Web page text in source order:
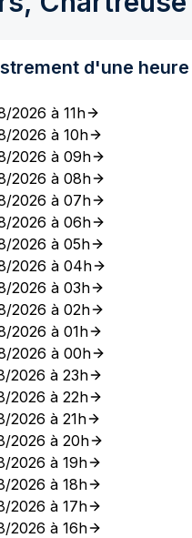
d'une heure
2026 à 11h
2026 à 10h
2026 à 09h
2026 à 08h
2026 à 07h
2026 à 06h
2026 à 05h
2026 à 04h
2026 à 03h
2026 à 02h
2026 à 01h
2026 à 00h
2026 à 23h
2026 à 22h
2026 à 21h
2026 à 20h
2026 à 19h
2026 à 18h
2026 à 17h
2026 à 16h